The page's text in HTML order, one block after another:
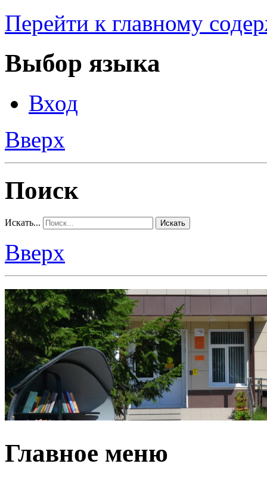
Перейти к главному
Выбор языка
Вход
Вверх
Поиск
Искать... Искать
Вверх
Главное меню